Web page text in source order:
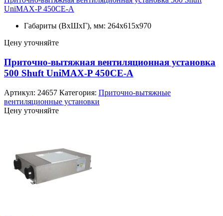
UniMAX-P 450CE-A
Габариты (ВхШхГ), мм: 264x615x970
Цену уточняйте
Приточно-вытяжная вентиляционная установка
500 Shuft UniMAX-P 450CE-A
Артикул: 24657 Категория: Приточно-вытяжные
вентиляционные установки
Цену уточняйте